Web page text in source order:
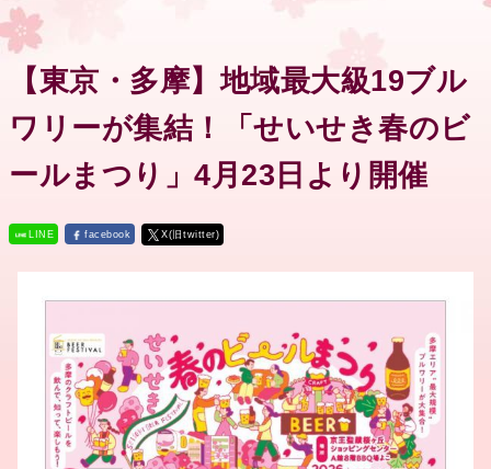
【東京・多摩】地域最大級19ブル
ワリーが集結！「せいせき春のビ
ールまつり」4月23日より開催
LINE facebook X(旧twitter)